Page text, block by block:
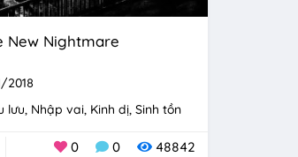
New Nightmare
2018
lưu Nhập vai Kinh dị Sinh tồn
0 0 48842